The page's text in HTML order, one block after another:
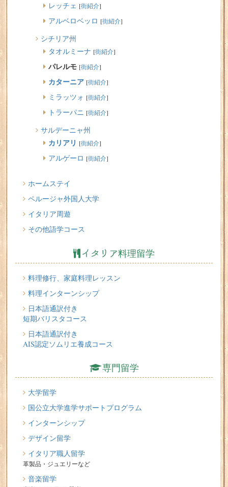
レッチェ [街紹介]
アルベロベッロ [街紹介]
シチリア州
タオルミーナ [街紹介]
パレルモ [街紹介]
カターニア [街紹介]
ミラッツォ [街紹介]
トラーパニ [街紹介]
サルデーニャ州
カリアリ [街紹介]
アルゲーロ [街紹介]
ホームステイ
ペルージャ外国人大学
イタリア周遊
その他語学コース
イタリア料理留学
料理修行、家庭料理レッスン
料理インターンシップ
日本語通訳付き
短期バリスタコース
日本語通訳付き
AIS認定ソムリエ養成コース
専門留学
大学留学
国公立大学進学サポートプログラム
インターンシップ
デザイン留学
イタリア職人留学
革製品・ジュエリーなど
音楽留学